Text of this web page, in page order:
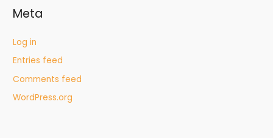
Meta
Log in
Entries feed
Comments feed
WordPress.org